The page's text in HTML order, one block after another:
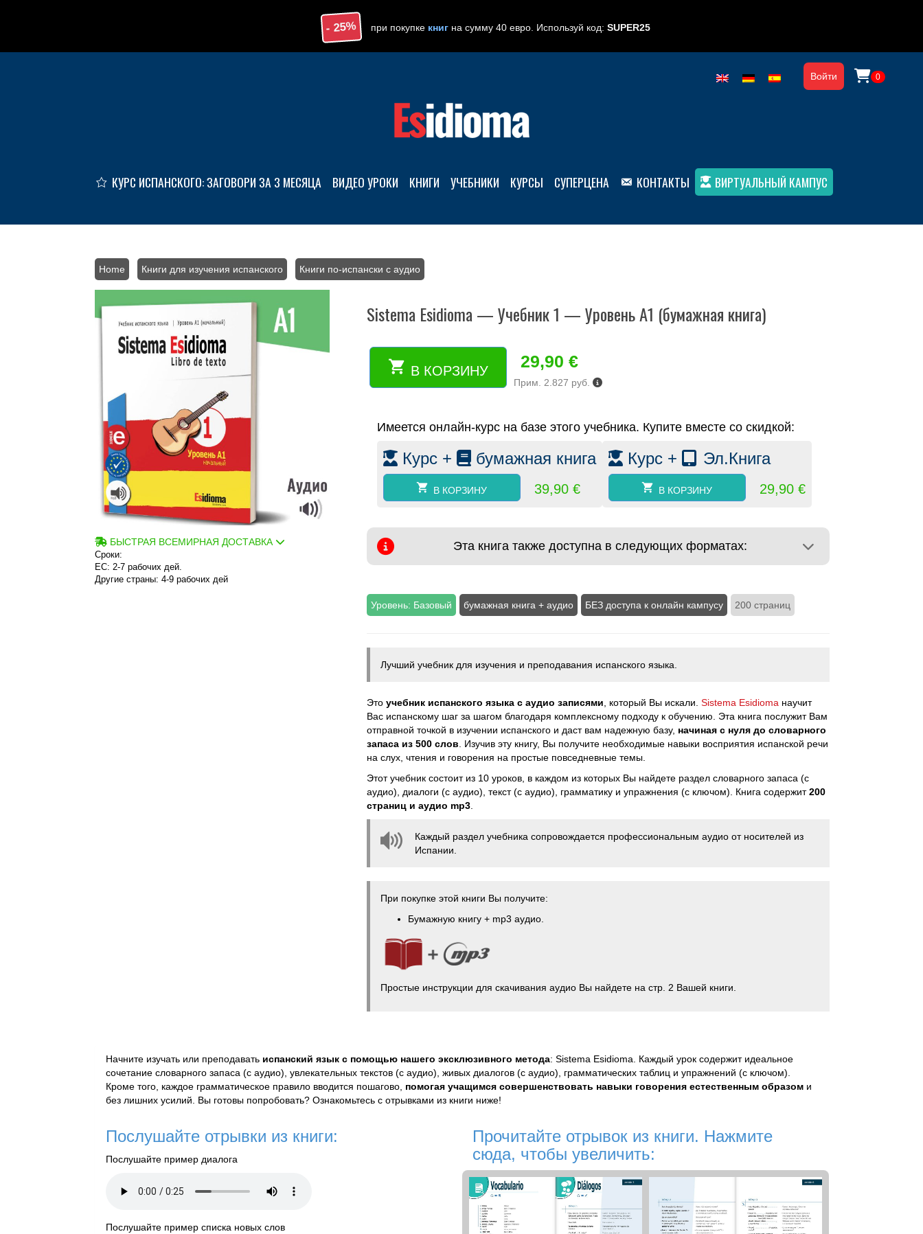
- 25% при покупке книгна сумму 40 евро. Используй код: SUPER25
Войти 0
КУРС ИСПАНСКОГО: ЗАГОВОРИ ЗА 3 МЕСЯЦА ВИДЕО УРОКИ КНИГИ УЧЕБНИКИ КУРСЫ CУПЕРЦЕНА КОНТАКТЫ ВИРТУАЛЬНЫЙ КАМПУС
Home Книги для изучения испанского Книги по-испански с аудио
БЫСТРАЯ ВСЕМИРНАЯ ДОСТАВКА
Сроки:
ЕС: 2-7 рабочих дей.
Другие страны: 4-9 рабочих дей
Sistema Esidioma — Учебник 1 — Уровень A1 (бумажная книга)
Количество
товара
В КОРЗИНУ 29,90 €
Прим. 2.827 руб.
Имеется онлайн-курс на базе этого учебника. Купите вместе со скидкой:
Курс + бумажная книга
В КОРЗИНУ 39,90 €
Курс + Эл.Книга
В КОРЗИНУ 29,90 €
Эта книга также доступна в следующих форматах:
Уровень: Базовый бумажная книга + аудио БЕЗ доступа к онлайн кампусу 200 страниц
Лучший учебник для изучения и преподавания испанского языка.
Это учебник испанского языка с аудио записями, который Вы искали. Sistema Esidiomaнаучит
Вас испанскому шаг за шагом благодаря комплексному подходу к обучению. Эта книга послужит Вам
отправной точкой в изучении испанского и даст вам надежную базу, начиная с нуля до словарного
запаса из 500 слов. Изучив эту книгу, Вы получите необходимые навыки восприятия испанской речи
на слух, чтения и говорения на простые повседневные темы.
Этот учебник состоит из 10 уроков, в каждом из которых Вы найдете раздел словарного запаса (с
аудио), диалоги (с аудио), текст (с аудио), грамматику и упражнения (с ключом). Книга содержит200
страниц и аудио mp3.
Каждый раздел учебника сопровождается профессиональным аудио от носителей из
Испании.
При покупке этой книги Вы получите:
Бумажную книгу + mp3 аудио.
Простые инструкции для скачивания аудио Вы найдете на стр. 2 Вашей книги.
Начните изучать или преподавать испанский язык с помощью нашего эксклюзивного метода: Sistema Esidioma. Каждый урок содержит идеальное
сочетание словарного запаса (с аудио), увлекательных текстов (с аудио), живых диалогов (с аудио), грамматических таблиц и упражнений (с ключом).
Кроме того, каждое грамматическое правило вводится пошагово, помогая учащимся совершенствовать навыки говорения естественным образом и
без лишних усилий. Вы готовы попробовать? Ознакомьтесь с отрывками из книги ниже!
Послушайте отрывки из книги:
Послушайте пример диалога
Послушайте пример списка новых слов
Прочитайте отрывок из книги. Нажмите
сюда, чтобы увеличить: